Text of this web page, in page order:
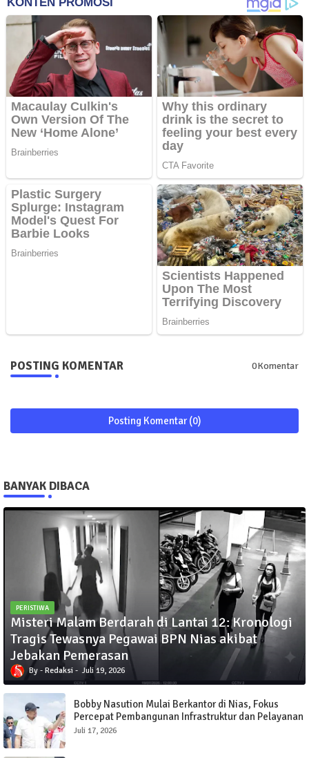
POSTING KOMENTAR 0Komentar
Posting Komentar (0)
BANYAK DIBACA
PERISTIWA
Misteri Malam Berdarah di Lantai 12: Kronologi
Tragis Tewasnya Pegawai BPN Nias akibat
Jebakan Pemerasan
Redaksi Juli 19, 2026
Bobby Nasution Mulai Berkantor di Nias, Fokus
Percepat Pembangunan Infrastruktur dan Pelayanan
Publik
Juli 17, 2026